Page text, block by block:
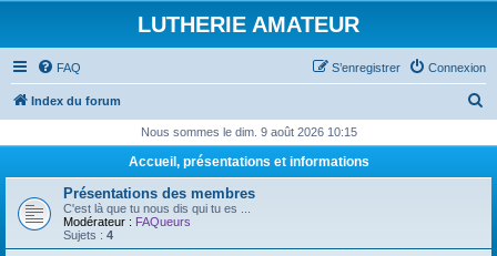
LUTHERIE AMATEUR
FAQ Connexion
S’enregistrer
Index du forum
h
Nous sommes le dim. 9 août 2026 10:15
Accueil, présentations et informations
Présentations des membres
C'est là que tu nous dis qui tu es ...
Modérateur : FAQueurs
Sujets : 4